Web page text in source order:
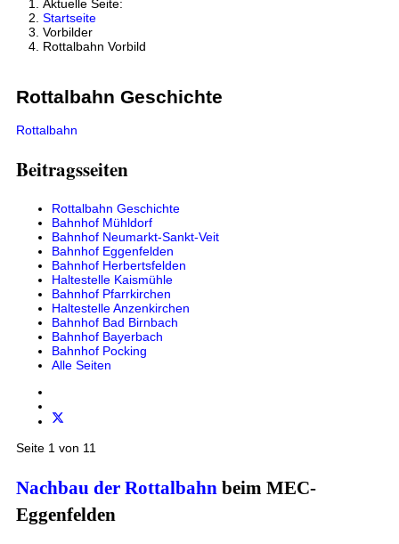
Aktuelle Seite:
Startseite
Vorbilder
Rottalbahn Vorbild
Rottalbahn Geschichte
Rottalbahn
Beitragsseiten
Rottalbahn Geschichte
Bahnhof Mühldorf
Bahnhof Neumarkt-Sankt-Veit
Bahnhof Eggenfelden
Bahnhof Herbertsfelden
Haltestelle Kaismühle
Bahnhof Pfarrkirchen
Haltestelle Anzenkirchen
Bahnhof Bad Birnbach
Bahnhof Bayerbach
Bahnhof Pocking
Alle Seiten
Seite 1 von 11
Nachbau der Rottalbahn beim MEC-
Eggenfelden